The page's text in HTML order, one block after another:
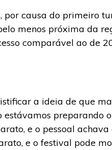
por causa do primeiro
menos próxima da
comparável ao de
a ideia de que
estávamos preparando
e o pessoal
e o festival pode